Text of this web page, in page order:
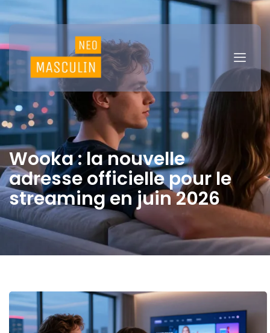
Wooka : la nouvelle
adresse officielle pour le
streaming en juin 2026